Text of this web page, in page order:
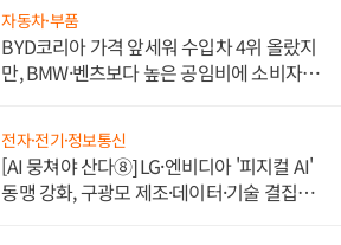
자동차·부품
BYD코리아 가격 앞세워 수입차 4위 올랐지
만, BMW·벤츠보다 높은 공임비에 소비자
전자·전기·정보통신
[AI 뭉쳐야 산다⑧] LG·엔비디아 '피지컬 AI'
동맹 강화, 구광모 제조·데이터·기술 결집